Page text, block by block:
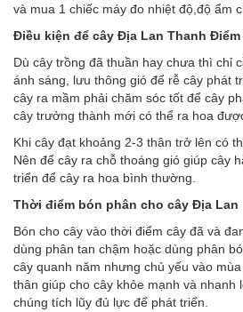
và mua 1 chiếc máy đo nhiệt độ,độ ẩm
Điều kiện để cây Địa Lan Thanh Điểm
Dù cây trồng đã thuần hay chưa thì chỉ
ánh sáng, lưu thông gió để rễ cây phát
cây ra mầm phải chăm sóc tốt để cây
cây trưởng thành mới có thể ra hoa
Khi cây đạt khoảng 2-3 thân trở lên có
Nên để cây ra chỗ thoáng gió giúp cây
triển để cây ra hoa bình thường.
Thời điểm bón phân cho cây Địa Lan
Bón cho cây vào thời điểm cây đã và
dùng phân tan chậm hoặc dùng phân
cây quanh năm nhưng chủ yếu vào
thân giúp cho cây khỏe mạnh và nhanh
chúng tích lũy đủ lực để phát triển.